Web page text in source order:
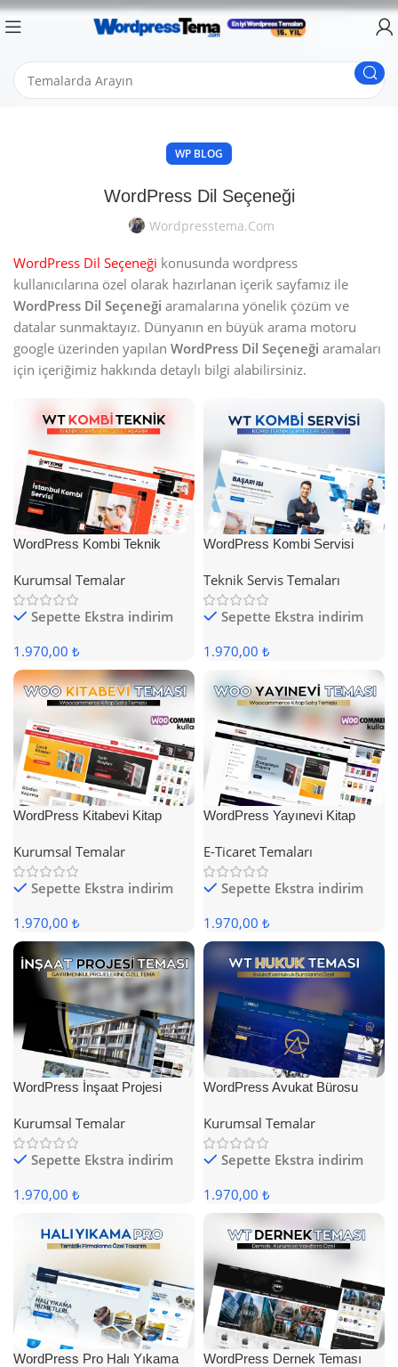
WP BLOG
WordPress Dil Seçeneği
Wordpresstema.com
WordPress Dil Seçeneği konusunda wordpress
kullanıcılarına özel olarak hazırlanan içerik sayfamız ile
WordPress Dil Seçeneği aramalarına yönelik çözüm ve
datalar sunmaktayız. Dünyanın en büyük arama motoru
google üzerinden yapılan WordPress Dil Seçeneği aramaları
için içeriğimiz hakkında detaylı bilgi alabilirsiniz.
WordPress Kombi Teknik
Kurumsal Temalar
Sepette Ekstra indirim
1.970,00 ₺
WordPress Kombi Servisi
Teknik Servis Temaları
Sepette Ekstra indirim
1.970,00 ₺
WordPress Kitabevi Kitap
Kurumsal Temalar
Sepette Ekstra indirim
1.970,00 ₺
WordPress Yayınevi Kitap
E-Ticaret Temaları
Sepette Ekstra indirim
1.970,00 ₺
WordPress İnşaat Projesi
Kurumsal Temalar
Sepette Ekstra indirim
1.970,00 ₺
WordPress Avukat Bürosu
Kurumsal Temalar
Sepette Ekstra indirim
1.970,00 ₺
WordPress Pro Halı Yıkama
WordPress Dernek Teması